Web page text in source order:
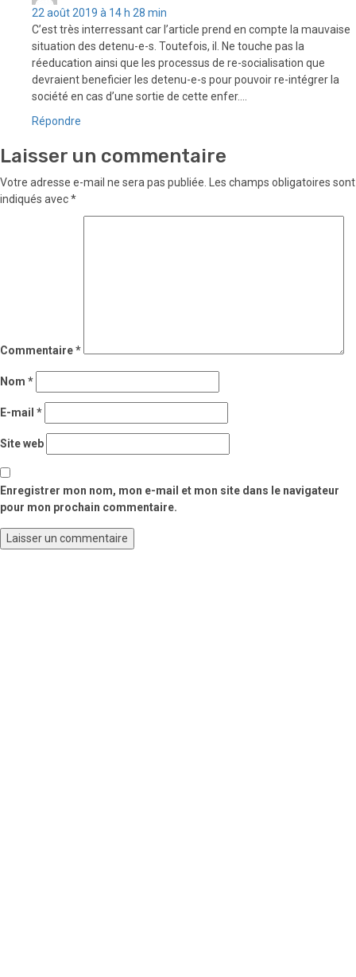
22 août 2019 à 14 h 28 min
C’est très interressant car l’article prend en compte la mauvaise
situation des detenu-e-s. Toutefois, il. Ne touche pas la
réeducation ainsi que les processus de re-socialisation que
devraient beneficier les detenu-e-s pour pouvoir re-intégrer la
société en cas d’une sortie de cette enfer….
Répondre
Laisser un commentaire
Votre adresse e-mail ne sera pas publiée.
Les champs obligatoires sont
indiqués avec*
Commentaire*
Nom *
E-mail *
Site web
Enregistrer mon nom, mon e-mail et mon site dans le navigateur
pour mon prochain commentaire.